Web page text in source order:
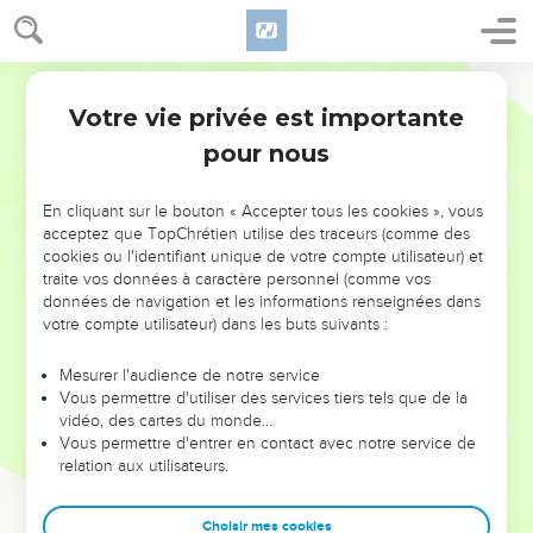
NE MANQUEZ PAS L’ÉVÉNEMENT
DE L’ANNÉE !
ET SI LEURS ERREURS POUVAIENT VOUS ÉVITER LES
VOTRES ?
leur foi ou leur vision. Mais on voit moins les doutes, les erreurs
et les saisons difficiles qu'ils ont traversés, alors même que ce
sont elles qui les ont façonnés.
Dans cette conférence, leaders, entrepreneurs, et responsables
clés pour avancer avec plus de sagesse afin que leurs erreurs
Votre vie privée est importante
pour nous
En cliquant sur le bouton « Accepter tous les cookies », vous
acceptez que TopChrétien utilise des traceurs (comme des
cookies ou l'identifiant unique de votre compte utilisateur) et
traite vos données à caractère personnel (comme vos
données de navigation et les informations renseignées dans
votre compte utilisateur) dans les buts suivants :
Mesurer l'audience de notre service
Vous permettre d'utiliser des services tiers tels que de la
vidéo, des cartes du monde…
Vous permettre d'entrer en contact avec notre service de
relation aux utilisateurs.
Choisir mes cookies